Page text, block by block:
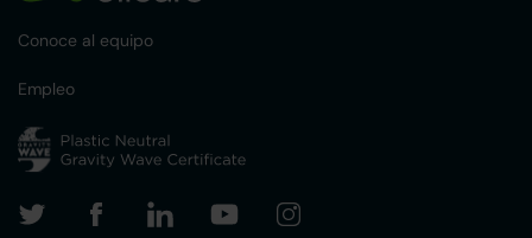
Conoce al equipo
Empleo